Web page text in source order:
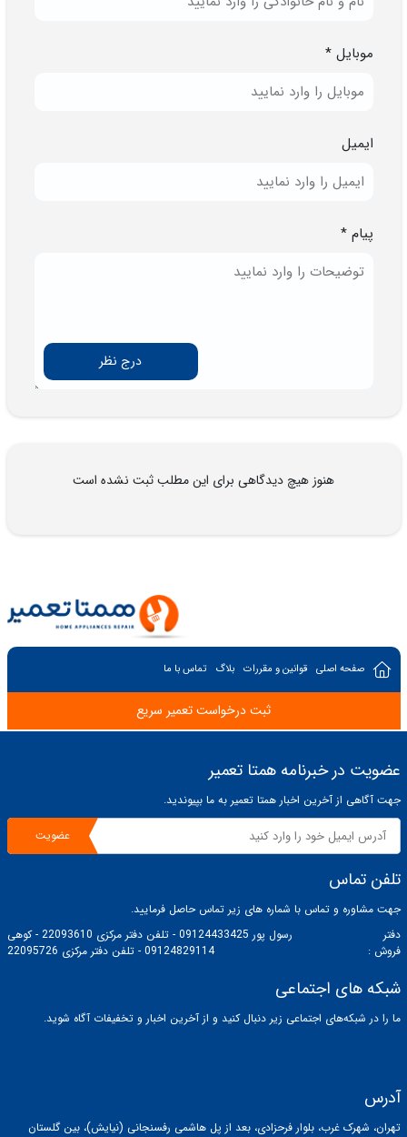
موبایل *
ایمیل
پیام *
درج نظر
هنوز هیچ دیدگاهی برای این مطلب ثبت نشده است
صفحه اصلی قوانین و مقررات بلاگ تماس با ما
ثبت درخواست تعمیر سریع
عضویت در خبرنامه همتا تعمیر
جهت آگاهی از آخرین اخبار همتا تعمیر به ما بپیوندید.
عضویت
تلفن تماس
جهت مشاوره و تماس با شماره های زیر تماس حاصل فرمایید.
دفتر
فروش :
رسول پور 09124433425 - تلفن دفتر مرکزی 22093610 - کوهی
09124829114 - تلفن دفتر مرکزی 22095726
شبکه های اجتماعی
ما را در شبکه‌های اجتماعی زیر دنبال کنید و از آخرین اخبار و تخفیفات آگاه شوید.
آدرس
تهران، شهرک غرب، بلوار فرحزادی، بعد از پل هاشمی رفسنجانی (نیایش)، بین گلستان